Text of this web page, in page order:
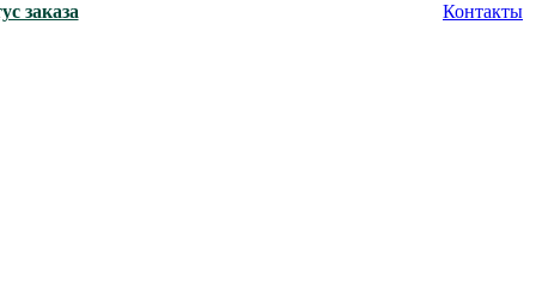
заказа
Контакты